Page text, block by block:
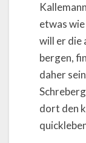
etwas
will er die
bergen,
daher
dort den